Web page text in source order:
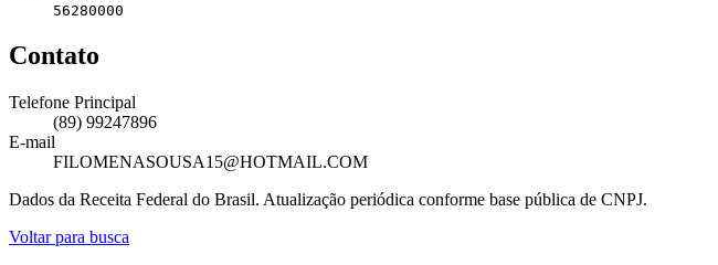
56280000
Contato
Telefone Principal
(89) 99247896
E-mail
FILOMENASOUSA15@HOTMAIL.COM
Dados da Receita Federal do Brasil. Atualização periódica conforme base pública de CNPJ.
Voltar para busca